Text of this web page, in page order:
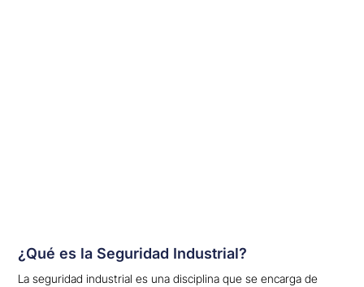
¿Qué es la Seguridad Industrial?
La seguridad industrial es una disciplina que se encarga de